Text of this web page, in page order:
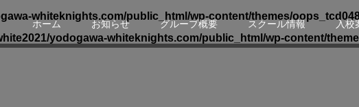
ホーム お知らせ グループ概要 スクール情報 入校
whiteknights.com/public_html/wp-content/themes/
yodogawa-whiteknights.com/public_html/wp-content/